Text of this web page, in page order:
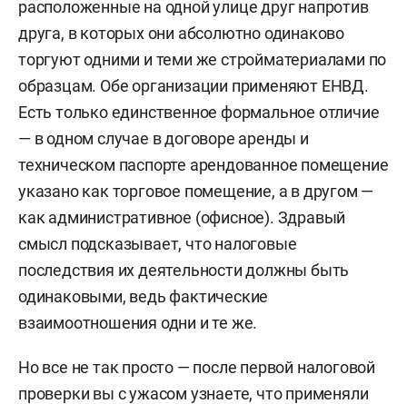
расположенные на одной улице друг напротив
друга, в которых они абсолютно одинаково
торгуют одними и теми же стройматериалами по
образцам. Обе организации применяют ЕНВД.
Есть только единственное формальное отличие
— в одном случае в договоре аренды и
техническом паспорте арендованное помещение
указано как торговое помещение, а в другом —
как административное (офисное). Здравый
смысл подсказывает, что налоговые
последствия их деятельности должны быть
одинаковыми, ведь фактические
взаимоотношения одни и те же.
Но все не так просто — после первой налоговой
проверки вы с ужасом узнаете, что применяли